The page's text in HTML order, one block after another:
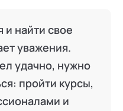
и найти свое
уважения.
удачно, нужно
пройти курсы,
и